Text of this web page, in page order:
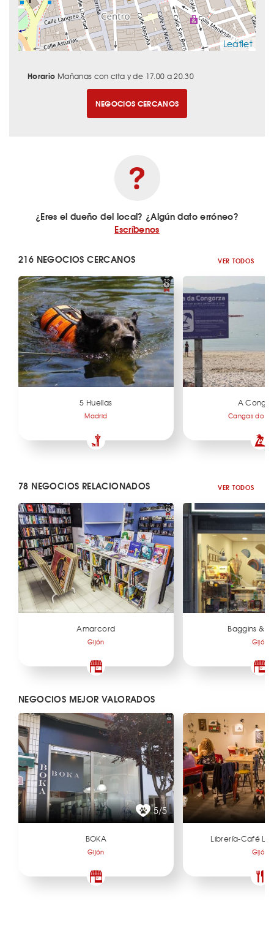
Leaflet
Horario Mañanas con cita y de 17.00 a 20.30
NEGOCIOS CERCANOS
¿Eres el dueño del local? ¿Algún dato erróneo?
Escríbenos
216 NEGOCIOS CERCANOS VER TODOS
5 Huellas
Madrid
A
Cangas do
78 NEGOCIOS RELACIONADOS VER TODOS
Amarcord
Gijón
Baggins &
Gijón
NEGOCIOS MEJOR VALORADOS
5/5
BOKA
Gijón
Librería-Café La
Gijón